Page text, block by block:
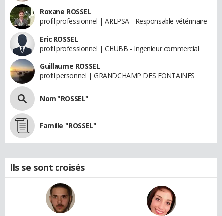
Roxane ROSSEL
profil professionnel | AREPSA - Responsable vétérinaire
Eric ROSSEL
profil professionnel | CHUBB - Ingenieur commercial
Guillaume ROSSEL
profil personnel | GRANDCHAMP DES FONTAINES
Nom "ROSSEL"
Famille "ROSSEL"
Ils se sont croisés